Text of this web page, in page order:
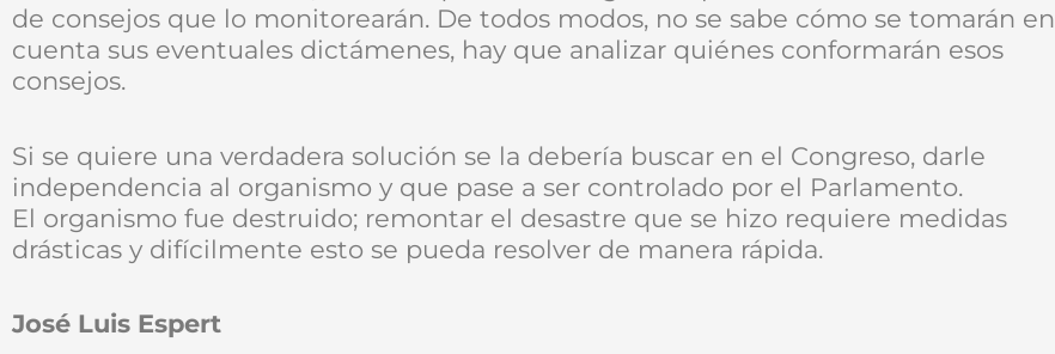
de consejos que lo monitorearán. De todos modos, no se sabe cómo se tomarán en
cuenta sus eventuales dictámenes, hay que analizar quiénes conformarán esos
consejos.
Si se quiere una verdadera solución se la debería buscar en el Congreso, darle
independencia al organismo y que pase a ser controlado por el Parlamento.
El organismo fue destruido; remontar el desastre que se hizo requiere medidas
drásticas y difícilmente esto se pueda resolver de manera rápida.
José Luis Espert